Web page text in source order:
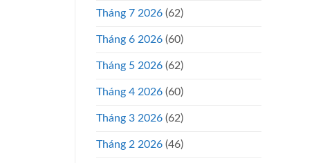
Tháng 7 2026 (62)
Tháng 6 2026 (60)
Tháng 5 2026 (62)
Tháng 4 2026 (60)
Tháng 3 2026 (62)
Tháng 2 2026 (46)